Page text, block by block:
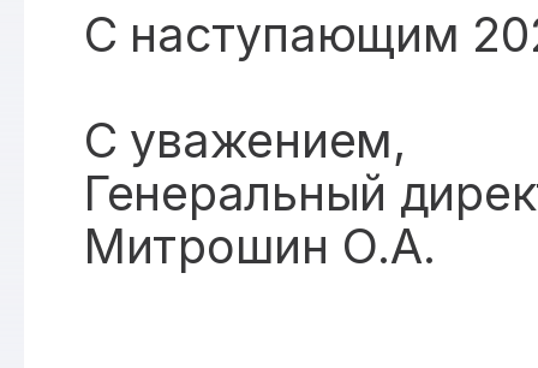
С наступающим
С уважением,
Генеральный
Митрошин О.А.